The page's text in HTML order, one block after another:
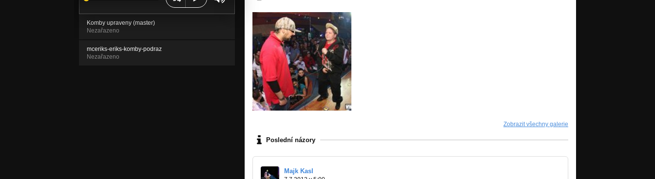
Komby upraveny (master)
Nezařazeno
mceriks-eriks-komby-podraz
Nezařazeno
Zobrazit všechny galerie
Poslední názory
Majk Kasl